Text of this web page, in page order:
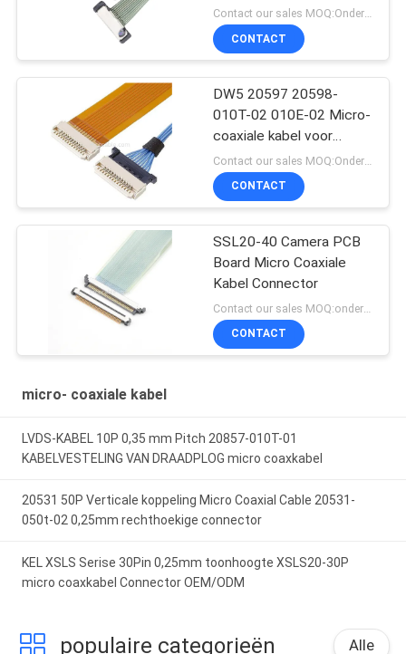
Connector
Contact our sales MOQ:Onderhandelbaar
CONTACT
DW5 20597 20598-
010T-02 010E-02 Micro-
coaxiale kabel voor
ontvangstplug
Contact our sales MOQ:Onderhandelbaar
CONTACT
SSL20-40 Camera PCB
Board Micro Coaxiale
Kabel Connector
CONTACT
micro- coaxiale kabel
LVDS-KABEL 10P 0,35 mm Pitch 20857-010T-01
KABELVESTELING VAN DRAADPLOG micro coaxkabel
20531 50P Verticale koppeling Micro Coaxial Cable 20531-
050t-02 0,25mm rechthoekige connector
KEL XSLS Serise 30Pin 0,25mm toonhoogte XSLS20-30P
micro coaxkabel Connector OEM/ODM
populaire categorieën Alle